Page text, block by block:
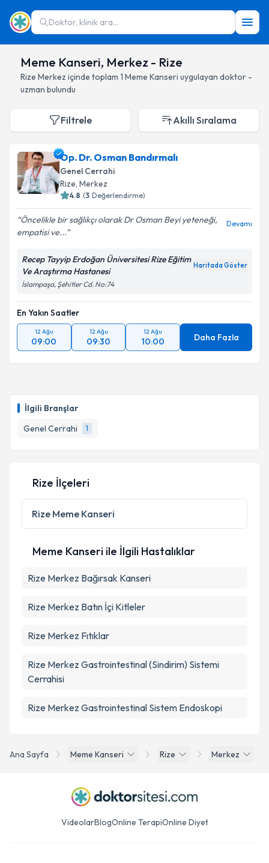
Doktor, klinik ara...
Meme Kanseri, Merkez - Rize
Rize Merkez içinde toplam 1 Meme Kanseri uygulayan doktor -
uzman bulundu
İlgili Branşlar
Genel Cerrahi
1
Filtrele Akıllı Sıralama
Op. Dr. Osman Bandırmalı
Genel Cerrahi
Rize, Merkez
4.8 (3 Değerlendirme)
Öncelikle bir sağlıkçı olarak Dr Osman Beyi yeteneği,
empatisi ve...
Devamı
Recep Tayyip Erdoğan Üniversitesi Rize Eğitim
Ve Araştırma Hastanesi
Haritada Göster
İslampaşa, Şehitler Cd. No:74
En Yakın Saatler
12 Ağu
09:00
12 Ağu
09:30
12 Ağu
10:00 Daha Fazla
Ana Sayfa Meme Kanseri Rize Merkez
Rize İlçeleri
Rize Meme Kanseri
Meme Kanseri ile İlgili Hastalıklar
Rize Merkez Bağırsak Kanseri
Rize Merkez Batın İçi Kitleler
Rize Merkez Fıtıklar
Rize Merkez Gastrointestinal (Sindirim) Sistemi
Cerrahisi
Rize Merkez Gastrointestinal Sistem Endoskopi
VideolarBlogOnline TerapiOnline Diyet